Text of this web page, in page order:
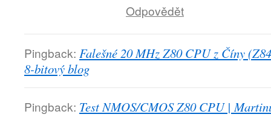
Odpovědět
Pingback: Falešné 20 MHz Z80 CPU z Číny
8-bitový blog
Pingback: Test NMOS/CMOS Z80 CPU |